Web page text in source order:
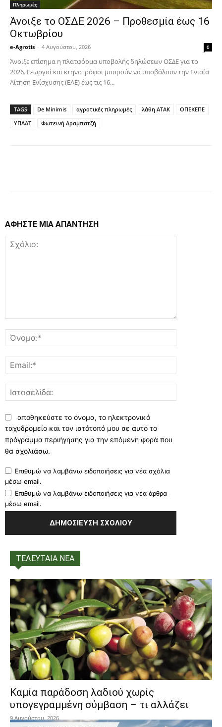
Πληρωμές
Άνοιξε το ΟΣΔΕ 2026 – Προθεσμία έως 16
Οκτωβρίου
e-Agrotis - 4 Αυγούστου, 2026 0
Άνοιξε επίσημα η πλατφόρμα υποβολής δηλώσεων ΟΣΔΕ για το
2026. Γεωργοί και κτηνοτρόφοι μπορούν να υποβάλουν την Ενιαία
Αίτηση Ενίσχυσης (ΕΑΕ) έως τις 16...
TAGS De Minimis αγροτικές πληρωμές λάθη ΑΤΑΚ
ΟΠΕΚΕΠΕ
ΥΠΑΑΤ
Φωτεινή Αραμπατζή
ΑΦΗΣΤΕ ΜΙΑ ΑΠΑΝΤΗΣΗ
αποθηκεύστε το όνομα, το ηλεκτρονικό
ταχυδρομείο και τον ιστότοπό μου σε αυτό το
πρόγραμμα περιήγησης για την επόμενη φορά που
θα σχολιάσω.
Επιθυμώ να λαμβάνω ειδοποιήσεις για νέα σχόλια
μέσω email.
Επιθυμώ να λαμβάνω ειδοποιήσεις για νέα άρθρα
μέσω email.
ΤΕΛΕΥΤΑΙΑ ΝΕΑ
Καμία παράδοση λαδιού χωρίς
υπογεγραμμένη σύμβαση – τι αλλάζει
9 Αυγούστου, 2026